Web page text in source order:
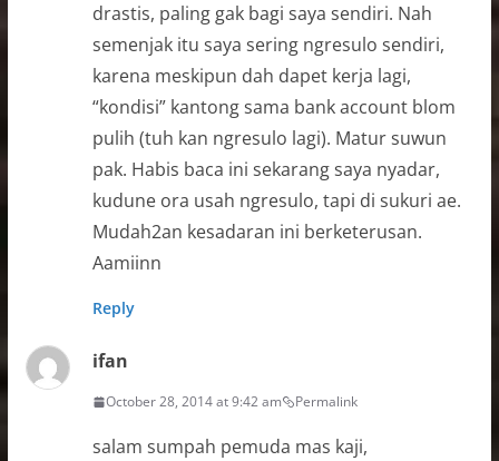
drastis, paling gak bagi saya sendiri. Nah
semenjak itu saya sering ngresulo sendiri,
karena meskipun dah dapet kerja lagi,
“kondisi” kantong sama bank account blom
pulih (tuh kan ngresulo lagi). Matur suwun
pak. Habis baca ini sekarang saya nyadar,
kudune ora usah ngresulo, tapi di sukuri ae.
Mudah2an kesadaran ini berketerusan.
Aamiinn
Reply
ifan
October 28, 2014 at 9:42 am Permalink
salam sumpah pemuda mas kaji,